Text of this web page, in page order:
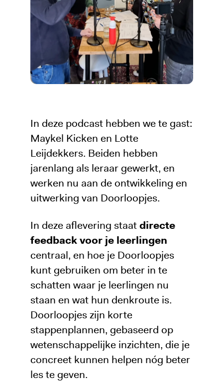
In deze podcast hebben we te gast:
Maykel Kicken en Lotte
Leijdekkers. Beiden hebben
jarenlang als leraar gewerkt, en
werken nu aan de ontwikkeling en
uitwerking van Doorloopjes.
In deze aflevering staatdirecte
feedback voor je leerlingen
centraal, en hoe je Doorloopjes
kunt gebruiken om beter in te
schatten waar je leerlingen nu
staan en wat hun denkroute is.
Doorloopjes zijn korte
stappenplannen, gebaseerd op
wetenschappelijke inzichten, die je
concreet kunnen helpen nóg beter
les te geven.